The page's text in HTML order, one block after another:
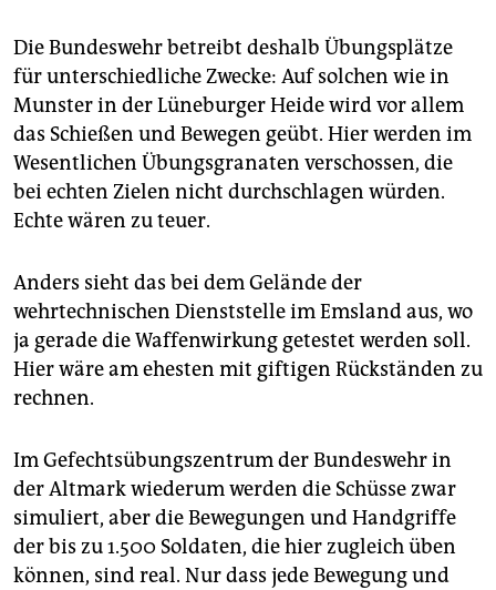
Die Bundeswehr betreibt deshalb Übungsplätze
für unterschiedliche Zwecke: Auf solchen wie in
Munster in der Lüneburger Heide wird vor allem
das Schießen und Bewegen geübt. Hier werden im
Wesentlichen Übungsgranaten verschossen, die
bei echten Zielen nicht durchschlagen würden.
Echte wären zu teuer.
Anders sieht das bei dem Gelände der
wehrtechnischen Dienststelle im Emsland aus, wo
ja gerade die Waffenwirkung getestet werden soll.
Hier wäre am ehesten mit giftigen Rückständen zu
rechnen.
Im Gefechtsübungszentrum der Bundeswehr in
der Altmark wiederum werden die Schüsse zwar
simuliert, aber die Bewegungen und Handgriffe
der bis zu 1.500 Soldaten, die hier zugleich üben
können, sind real. Nur dass jede Bewegung und